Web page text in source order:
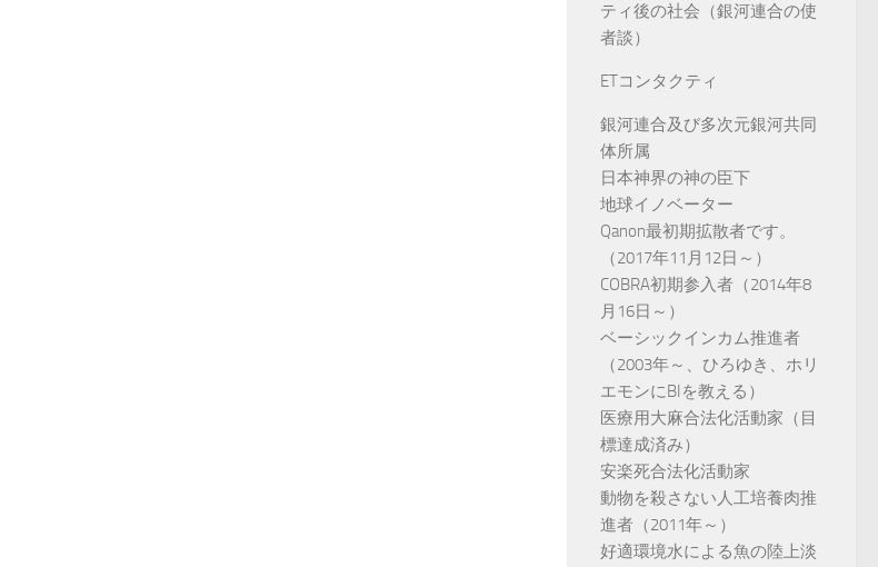
ティ後の社会（銀河連合の使
者談）
ETコンタクティ
銀河連合及び多次元銀河共同
体所属
日本神界の神の臣下
地球イノベーター
Qanon最初期拡散者です。
（2017年11月12日～）
COBRA初期参入者（2014年8
月16日～）
ベーシックインカム推進者
（2003年～、ひろゆき、ホリ
エモンにBIを教える）
医療用大麻合法化活動家（目
標達成済み）
安楽死合法化活動家
動物を殺さない人工培養肉推
進者（2011年～）
好適環境水による魚の陸上淡